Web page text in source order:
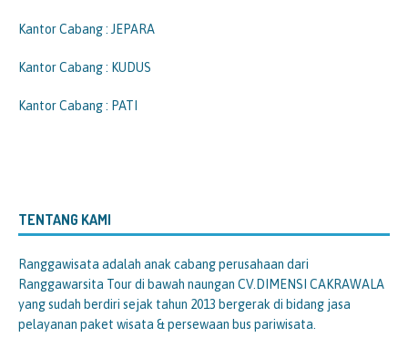
Kantor Cabang : JEPARA
Kantor Cabang : KUDUS
Kantor Cabang : PATI
TENTANG KAMI
Ranggawisata adalah anak cabang perusahaan dari
Ranggawarsita Tour di bawah naungan CV.DIMENSI CAKRAWALA
yang sudah berdiri sejak tahun 2013 bergerak di bidang jasa
pelayanan paket wisata & persewaan bus pariwisata.